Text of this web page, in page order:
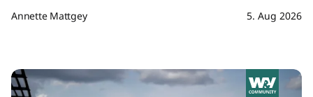
Annette Mattgey 5. Aug 2026